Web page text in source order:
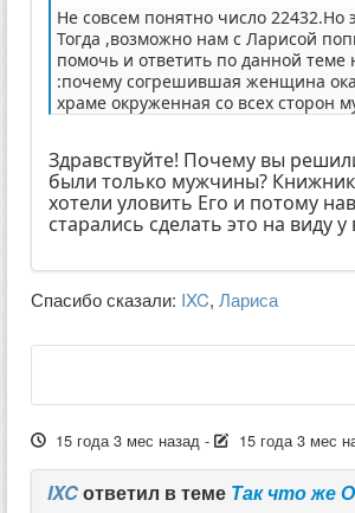
Не совсем понятно число 22432.Но
Тогда ,возможно нам с Ларисой
помочь и ответить по данной теме
:почему согрешившая женщина
храме окруженная со всех сторон
Здравствуйте! Почему вы
были только мужчины?
хотели уловить Его и потому
старались сделать это на виду у
Спасибо сказали: IXC, Лариса
15 года 3 мес назад - 15 года 3 мес
IXCответил в теме Так что же